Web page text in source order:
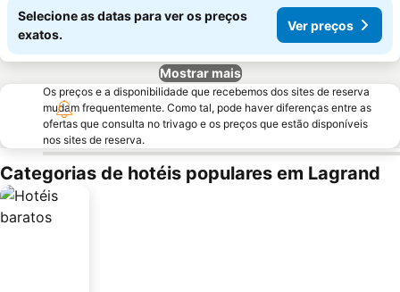
Selecione as datas para ver os preços
exatos.
Ver preços
Mostrar mais
Os preços e a disponibilidade que recebemos dos sites de reserva
mudam frequentemente. Como tal, pode haver diferenças entre as
ofertas que consulta no trivago e os preços que estão disponíveis
nos sites de reserva.
Categorias de hotéis populares em Lagrand